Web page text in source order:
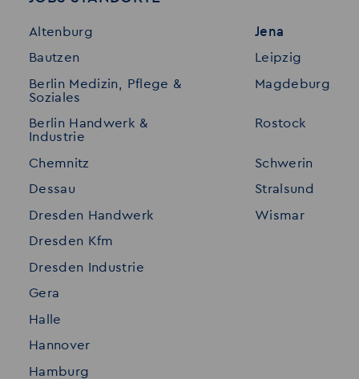
Für Bewerber
Stellenangebote
Initiativ bewerben
Merkzettel
Standorte
Referenzen
Interne Jobs
Datenschutz
Impressum
Altenburg
Bautzen
Berlin Medizin, Pflege &
Soziales
Berlin Handwerk &
Industrie
Chemnitz
Dessau
Dresden Handwerk
Dresden Kfm
Dresden Industrie
Gera
Halle
Hannover
Hamburg
Jena
Leipzig
Magdeburg
Rostock
Schwerin
Stralsund
Wismar